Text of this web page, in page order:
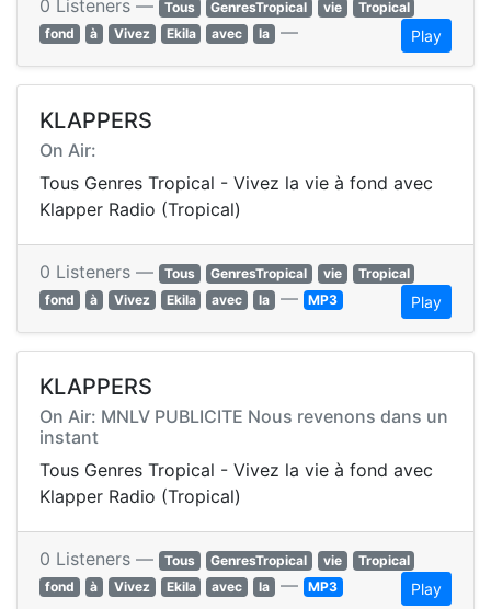
0 Listeners — Tous GenresTropical vie
Tropical
fond
à Vivez Ekila avec la — Play
KLAPPERS
On Air:
Tous Genres Tropical - Vivez la vie à fond avec
Klapper Radio (Tropical)
0 Listeners — Tous GenresTropical vie
Tropical
fond
à Vivez Ekila avec la — MP3 Play
KLAPPERS
On Air: MNLV PUBLICITE Nous revenons dans un
instant
Tous Genres Tropical - Vivez la vie à fond avec
Klapper Radio (Tropical)
0 Listeners — Tous GenresTropical vie
Tropical
fond
à Vivez Ekila avec la — MP3 Play